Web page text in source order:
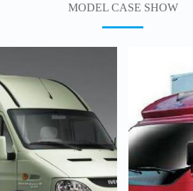
MODEL CASE SHOW